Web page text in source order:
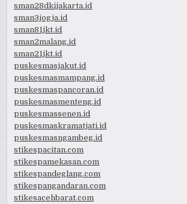
sman28dkijakarta.id
sman3jogja.id
sman81jkt.id
sman2malang.id
sman21jkt.id
puskesmasjakut.id
puskesmasmampang.id
puskesmaspancoran.id
puskesmasmenteng.id
puskesmassenen.id
puskesmaskramatjati.id
puskesmasngambeg.id
stikespacitan.com
stikespamekasan.com
stikespandeglang.com
stikespangandaran.com
stikesacehbarat.com